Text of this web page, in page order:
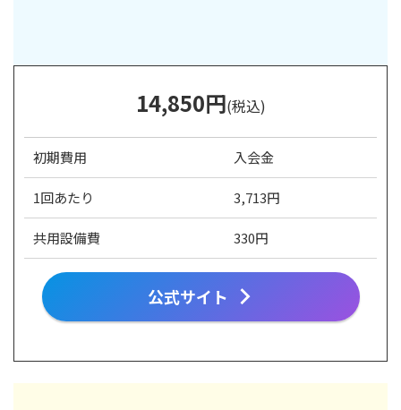
14,850円(税込)
初期費用 入会金
1回あたり 3,713円
共用設備費 330円
公式サイト